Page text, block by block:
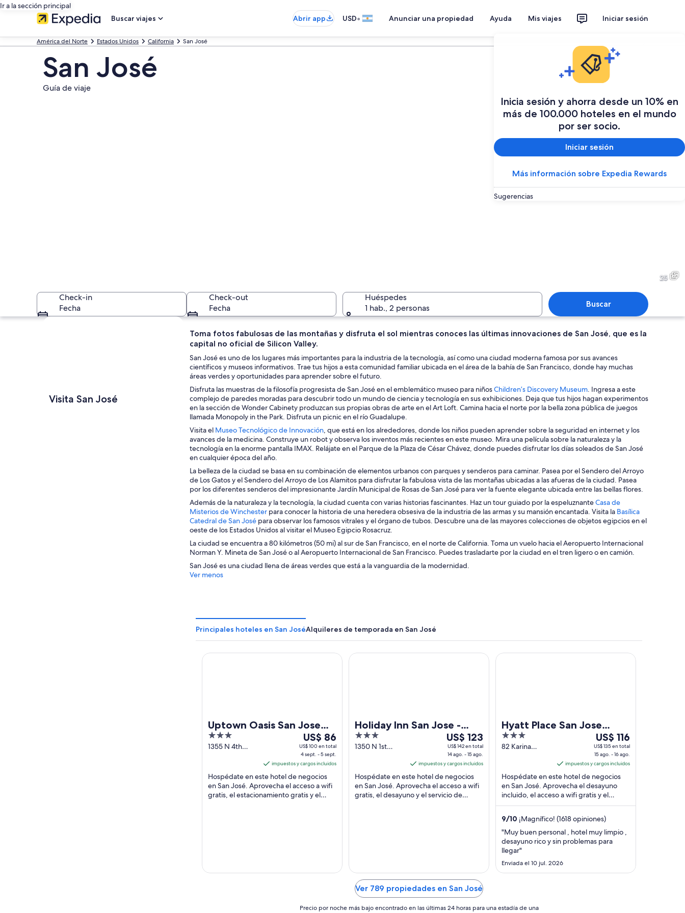
Ir a la sección principal
Buscar viajes
Abrir app USD• Anunciar una propiedad Ayuda Mis viajes Iniciar sesión
Inicia sesión y ahorra desde un 10% en
más de 100.000 hoteles en el mundo
por ser socio.
Iniciar sesión
Más información sobre Expedia Rewards
Sugerencias
América del Norte Estados Unidos California San José
San José
Guía de viaje
Un edificio moderno con fachada de vidrio que refleja el cielo y árboles circundantes.
25
Check-in
Fecha
Check-out
Fecha
Huéspedes
1 hab., 2 personas
Buscar
Ver mapa
Visita San José
Toma fotos fabulosas de las montañas y disfruta el sol mientras conoces las últimas innovaciones de San José, que es la
capital no oficial de Silicon Valley.
San José es uno de los lugares más importantes para la industria de la tecnología, así como una ciudad moderna famosa por sus avances
científicos y museos informativos. Trae tus hijos a esta comunidad familiar ubicada en el área de la bahía de San Francisco, donde hay muchas
áreas verdes y oportunidades para aprender sobre el futuro.
Disfruta las muestras de la filosofía progresista de San José en el emblemático museo para niñosChildren’s Discovery MuseumS
e
a
e
e
n
n
a
n
u
e
v
a
e
n
. Ingresa a este
complejo de paredes moradas para descubrir todo un mundo de ciencia y tecnología en sus exhibiciones. Deja que tus hijos hagan experimentos
en la sección de Wonder Cabinety produzcan sus propias obras de arte en el Art Loft. Camina hacia el norte por la bella zona pública de juegos
llamada Monopoly in the Park. Disfruta un picnic en el río Guadalupe.
Visita el Museo Tecnológico de InnovaciónS
e
a
r
e
e
n
u
n
a
n
u
e
v
a
a
, que está en los alrededores, donde los niños pueden aprender sobre la seguridad en internet y los
avances de la medicina. Construye un robot y observa los inventos más recientes en este museo. Mira una película sobre la naturaleza y la
tecnología en la enorme pantalla IMAX. Relájate en el Parque de la Plaza de César Chávez, donde puedes disfrutar los días soleados de San José
en cualquier época del año.
La belleza de la ciudad se basa en su combinación de elementos urbanos con parques y senderos para caminar. Pasea por el Sendero del Arroyo
de Los Gatos y el Sendero del Arroyo de Los Alamitos para disfrutar la fabulosa vista de las montañas ubicadas a las afueras de la ciudad. Pasea
por los diferentes senderos del impresionante Jardín Municipal de Rosas de San José para ver la fuente elegante ubicada entre las bellas flores.
Además de la naturaleza y la tecnología, la ciudad cuenta con varias historias fascinantes. Haz un tour guiado por la espeluznanteCasa de
Misterios de WinchesterS
e
a
b
r
e
e
u
e
v
para conocer la historia de una heredera obsesiva de la industria de las armas y su mansión encantada. Visita la Basílica
Catedral de San JoséS
e
b
r
e
n
u
e
a
para observar los famosos vitrales y el órgano de tubos. Descubre una de las mayores colecciones de objetos egipcios en el
oeste de los Estados Unidos al visitar el Museo Egipcio Rosacruz.
La ciudad se encuentra a 80 kilómetros (50 mi) al sur de San Francisco, en el norte de California. Toma un vuelo hacia el Aeropuerto Internacional
Norman Y. Mineta de San José o al Aeropuerto Internacional de San Francisco. Puedes trasladarte por la ciudad en el tren ligero o en camión.
San José es una ciudad llena de áreas verdes que está a la vanguardia de la modernidad.
Ver menos
Principales hoteles en San JoséAlquileres de temporada en San José
Uptown Oasis San Jose
Airport
3
out
1355 N 4th
Del
4
sept
al
5
sept,
el
US$ 86
US$ 100 en total
4 sept. - 5 sept.
impuestos y cargos incluidos
Hospédate en este hotel de negocios
en San José. Aprovecha el acceso a wifi
gratis, el estacionamiento gratis y el
Uptown Oasis San Jose Airport
Holiday Inn San Jose -
Silicon Valley by IHG
3
out
1350 N 1st
Del
14
ago
al
15
ago,
el
US$ 123
US$ 142 en total
14 ago. - 15 ago.
impuestos y cargos incluidos
Hospédate en este hotel de negocios
en San José. Aprovecha el acceso a wifi
gratis, el desayuno y el servicio de
Holiday Inn San Jose - Silicon Valley by IHG
Hyatt Place San Jose
Airport
3
out
82 Karina
Del
15
ago
al
16
ago,
el
por
noche
es
US$ 116
US$ 135 en total
15 ago. - 16 ago.
impuestos y cargos incluidos
Hospédate en este hotel de negocios
en San José. Aprovecha el desayuno
incluido, el acceso a wifi gratis y el
servicio de traslado desde/hacia el
9/10 ¡Magnífico! (1618 opiniones)
"Muy buen personal , hotel muy limpio ,
desayuno rico y sin problemas para
llegar"
Enviada el 10 jul. 2026
Hyatt Place San Jose Airport
Ver 789 propiedades en San José
Precio por noche más bajo encontrado en las últimas 24 horas para una estadía de una